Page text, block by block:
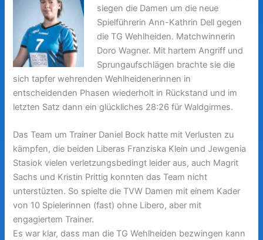
siegen die Damen um die neue
Spielführerin Ann-Kathrin Dell gegen
die TG Wehlheiden. Matchwinnerin
Doro Wagner. Mit hartem Angriff und
Sprungaufschlägen brachte sie die
sich tapfer wehrenden Wehlheidenerinnen in
entscheidenden Phasen wiederholt in Rückstand und im
letzten Satz dann ein glückliches 28:26 für Waldgirmes.
Das Team um Trainer Daniel Bock hatte mit Verlusten zu
kämpfen, die beiden Liberas Franziska Klein und Jewgenia
Stasiok vielen verletzungsbedingt leider aus, auch Magrit
Sachs und Kristin Prittig konnten das Team nicht
unterstüzten. So spielte die TVW Damen mit einem Kader
von 10 Spielerinnen (fast) ohne Libero, aber mit
engagiertem Trainer.
Es war klar, dass man die TG Wehlheiden bezwingen kann